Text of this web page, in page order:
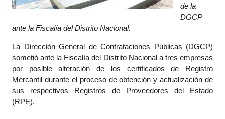
de la
DGCP
ante la Fiscalía del Distrito Nacional.
La Dirección General de Contrataciones Públicas (DGCP)
sometió ante la Fiscalía del Distrito Nacional a tres empresas
por posible alteración de los certificados de Registro
Mercantil durante el proceso de obtención y actualización de
sus respectivos Registros de Proveedores del Estado
(RPE).